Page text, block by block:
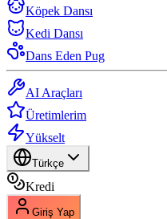
Köpek Dansı
Kedi Dansı
Dans Eden Pug
AI Araçları
Üretimlerim
Yükselt
Türkçe
Kredi
Giriş Yap